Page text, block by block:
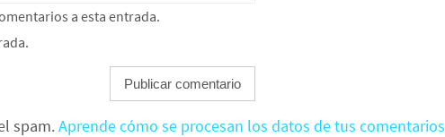
a esta entrada.
spam.Aprende cómo se procesan los datos de tus comentarios